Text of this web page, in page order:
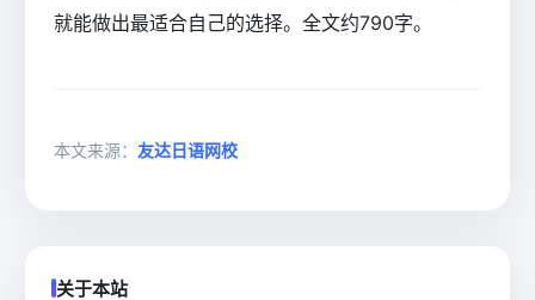
就能做出最适合自己的选择。全文约790字。
本文来源： 友达日语网校
关于本站